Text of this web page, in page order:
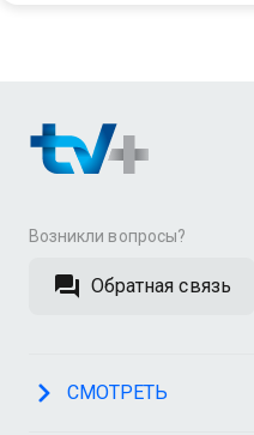
Возникли вопросы?
Обратная связь
СМОТРЕТЬ